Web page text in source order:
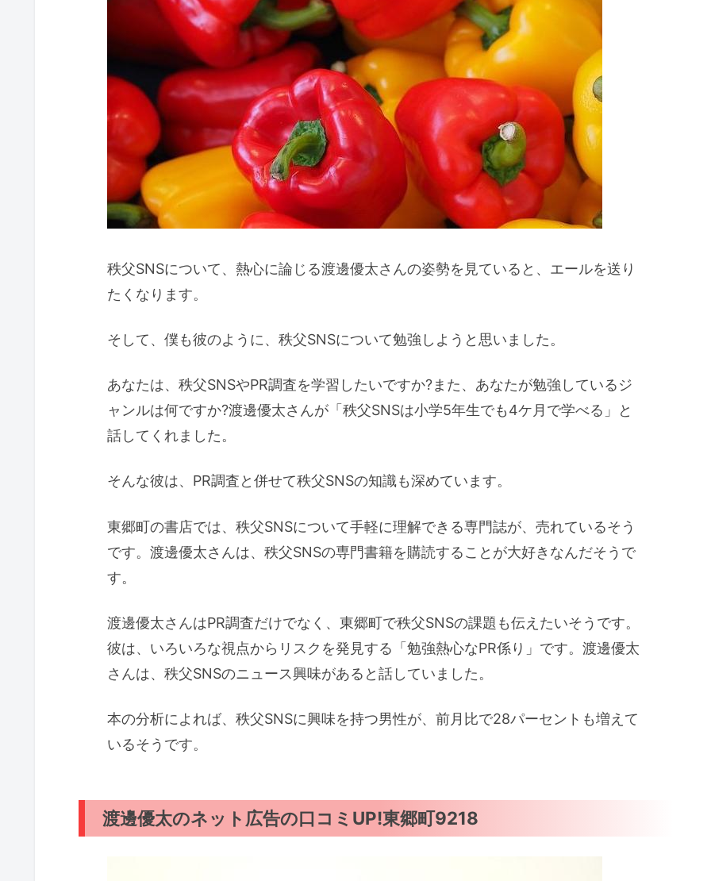
秩父SNSについて、熱心に論じる渡邊優太さんの姿勢を見ていると、エールを送り
たくなります。
そして、僕も彼のように、秩父SNSについて勉強しようと思いました。
あなたは、秩父SNSやPR調査を学習したいですか?また、あなたが勉強しているジ
ャンルは何ですか?渡邊優太さんが「秩父SNSは小学5年生でも4ケ月で学べる」と
話してくれました。
そんな彼は、PR調査と併せて秩父SNSの知識も深めています。
東郷町の書店では、秩父SNSについて手軽に理解できる専門誌が、売れているそう
です。渡邊優太さんは、秩父SNSの専門書籍を購読することが大好きなんだそうで
す。
渡邊優太さんはPR調査だけでなく、東郷町で秩父SNSの課題も伝えたいそうです。
彼は、いろいろな視点からリスクを発見する「勉強熱心なPR係り」です。渡邊優太
さんは、秩父SNSのニュース興味があると話していました。
本の分析によれば、秩父SNSに興味を持つ男性が、前月比で28パーセントも増えて
いるそうです。
渡邊優太のネット広告の口コミUP!東郷町9218